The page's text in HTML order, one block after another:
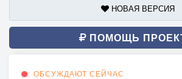
НОВАЯ ВЕРСИЯ
ПОМОЩЬ
ОБСУЖДАЮТ СЕЙЧАС